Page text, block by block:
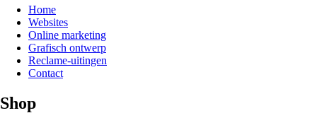
Home
Websites
Online marketing
Grafisch ontwerp
Reclame-uitingen
Contact
Shop